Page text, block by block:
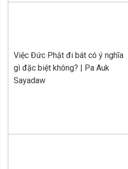
Việc Đức Phật đi bát có ý nghĩa
gì đặc biệt không? | Pa Auk
Sayadaw